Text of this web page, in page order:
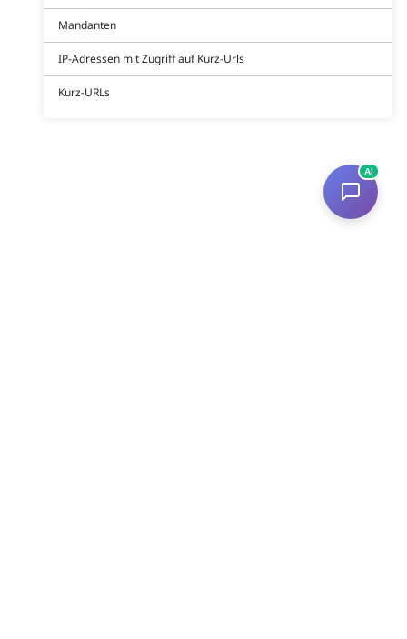
Mandanten
IP-Adressen mit Zugriff auf Kurz-Urls
Kurz-URLs
AI